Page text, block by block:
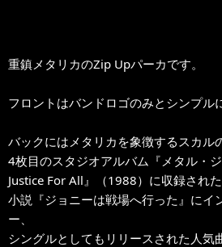
重鎮メタリカのZip Upパーカです。
フロントはバンドロゴのみとシンプルに
バックにはメタリカを象徴するスカル
4枚目のスタジオアルバム『メタル・
Justice For All』（1988）に収録された
小説『ジョニーは戦場へ行った』にイ
ー、
シングルとしてもリリースされた人気